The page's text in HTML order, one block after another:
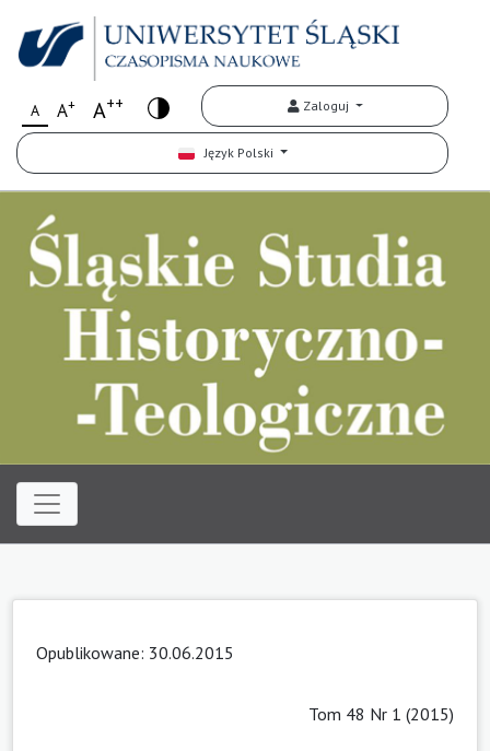
A A+ A++ Zaloguj
Język Polski
Opublikowane: 30.06.2015
Tom 48 Nr 1 (2015)